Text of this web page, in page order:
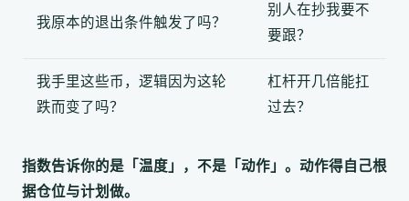
我原本的退出条件触发了吗？
别人在抄我要不
要跟？
我手里这些币，逻辑因为这轮
跌而变了吗？
杠杆开几倍能扛
过去？
指数告诉你的是「温度」，不是「动作」。动作得自己根
据仓位与计划做。